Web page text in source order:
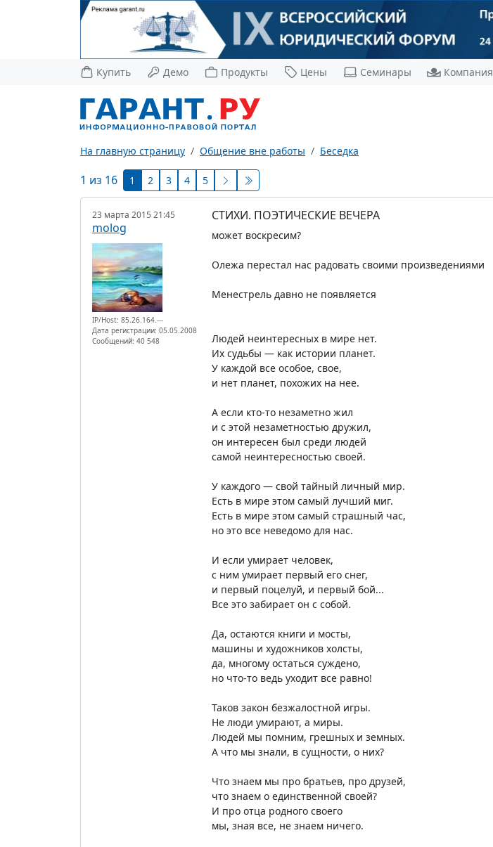
Купить Демо Продукты Цены Семинары Компания
На главную страницу Общение вне работы Беседка
1 из 16 1 2 3 4 5
23 марта 2015 21:45
molog
IP/Host: 85.26.164.---
Дата регистрации: 05.05.2008
Сообщений: 40 548
СТИХИ. ПОЭТИЧЕСКИЕ ВЕЧЕРА
может воскресим?
Олежа перестал нас радовать своими произведениями
Менестрель давно не появляется
Людей неинтересных в мире нет.
Их судьбы — как истории планет.
У каждой все особое, свое,
и нет планет, похожих на нее.
А если кто-то незаметно жил
и с этой незаметностью дружил,
он интересен был среди людей
самой неинтересностью своей.
У каждого — свой тайный личный мир.
Есть в мире этом самый лучший миг.
Есть в мире этом самый страшный час,
но это все неведомо для нас.
И если умирает человек,
с ним умирает первый его снег,
и первый поцелуй, и первый бой...
Все это забирает он с собой.
Да, остаются книги и мосты,
машины и художников холсты,
да, многому остаться суждено,
но что-то ведь уходит все равно!
Таков закон безжалостной игры.
Не люди умирают, а миры.
Людей мы помним, грешных и земных.
А что мы знали, в сущности, о них?
Что знаем мы про братьев, про друзей,
что знаем о единственной своей?
И про отца родного своего
мы, зная все, не знаем ничего.